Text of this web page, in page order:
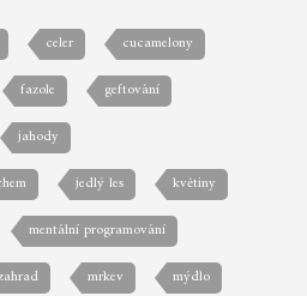
celer
cucamelony
fazole
geftování
jahody
jedlý les
květiny
mentální programování
mrkev
mýdlo